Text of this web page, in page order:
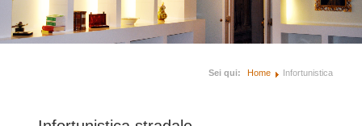
Sei qui: Home Infortunistica